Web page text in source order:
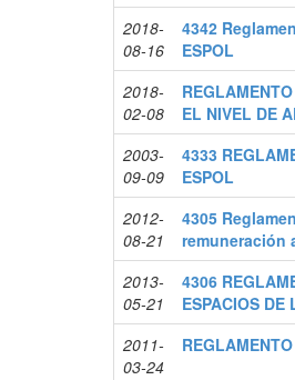
2018-
08-16
4342
ESPOL
2018-
02-08
EL NIVEL DE
2003-
09-09
4333
ESPOL
2012-
08-21
4305
remuneración
2013-
05-21
4306
ESPACIOS DE
2011-
03-24